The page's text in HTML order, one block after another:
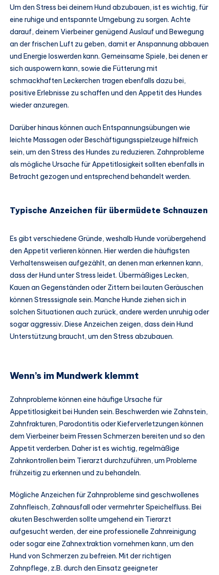
Um den Stress bei deinem Hund abzubauen, ist es wichtig, für
eine ruhige und entspannte Umgebung zu sorgen. Achte
darauf, deinem Vierbeiner genügend Auslauf und Bewegung
an der frischen Luft zu geben, damit er Anspannung abbauen
und Energie loswerden kann. Gemeinsame Spiele, bei denen er
sich auspowern kann, sowie die Fütterung mit
schmackhaften Leckerchen tragen ebenfalls dazu bei,
positive Erlebnisse zu schaffen und den Appetit des Hundes
wieder anzuregen.
Darüber hinaus können auch Entspannungsübungen wie
leichte Massagen oder Beschäftigungsspielzeuge hilfreich
sein, um den Stress des Hundes zu reduzieren. Zahnprobleme
als mögliche Ursache für Appetitlosigkeit sollten ebenfalls in
Betracht gezogen und entsprechend behandelt werden.
Typische Anzeichen für übermüdete Schnauzen
Es gibt verschiedene Gründe, weshalb Hunde vorübergehend
den Appetit verlieren können. Hier werden die häufigsten
Verhaltensweisen aufgezählt, an denen man erkennen kann,
dass der Hund unter Stress leidet. Übermäßiges Lecken,
Kauen an Gegenständen oder Zittern bei lauten Geräuschen
können Stresssignale sein. Manche Hunde ziehen sich in
solchen Situationen auch zurück, andere werden unruhig oder
sogar aggressiv. Diese Anzeichen zeigen, dass dein Hund
Unterstützung braucht, um den Stress abzubauen.
Wenn’s im Mundwerk klemmt
Zahnprobleme können eine häufige Ursache für
Appetitlosigkeit bei Hunden sein. Beschwerden wie Zahnstein,
Zahnfrakturen, Parodontitis oder Kieferverletzungen können
dem Vierbeiner beim Fressen Schmerzen bereiten und so den
Appetit verderben. Daher ist es wichtig, regelmäßige
Zahnkontrollen beim Tierarzt durchzuführen, um Probleme
frühzeitig zu erkennen und zu behandeln.
Mögliche Anzeichen für Zahnprobleme sind geschwollenes
Zahnfleisch, Zahnausfall oder vermehrter Speichelfluss. Bei
akuten Beschwerden sollte umgehend ein Tierarzt
aufgesucht werden, der eine professionelle Zahnreinigung
oder sogar eine Zahnextraktion vornehmen kann, um den
Hund von Schmerzen zu befreien. Mit der richtigen
Zahnpflege, z.B. durch den Einsatz geeigneter